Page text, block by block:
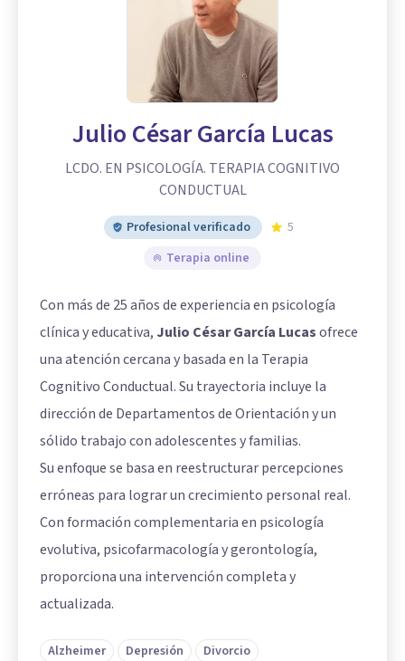
Julio César García Lucas
LCDO. EN PSICOLOGÍA. TERAPIA COGNITIVO
CONDUCTUAL
Profesional verificado
5
Terapia online
Con más de 25 años de experiencia en psicología
clínica y educativa, Julio César García Lucasofrece
una atención cercana y basada en la Terapia
Cognitivo Conductual. Su trayectoria incluye la
dirección de Departamentos de Orientación y un
sólido trabajo con adolescentes y familias.
Su enfoque se basa en reestructurar percepciones
erróneas para lograr un crecimiento personal real.
Con formación complementaria en psicología
evolutiva, psicofarmacología y gerontología,
proporciona una intervención completa y
actualizada.
Alzheimer Depresión
Divorcio